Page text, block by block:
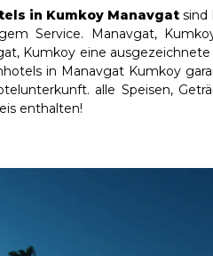
in Kumkoy Manavgatsind
Service. Manavgat,
Kumkoy eine
in Manavgat Kumkoy
alle Speisen,
enthalten!